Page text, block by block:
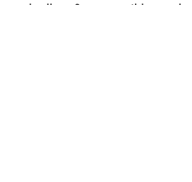
لتثبيت معادلات ردع جديدة؟ في ظل غياب